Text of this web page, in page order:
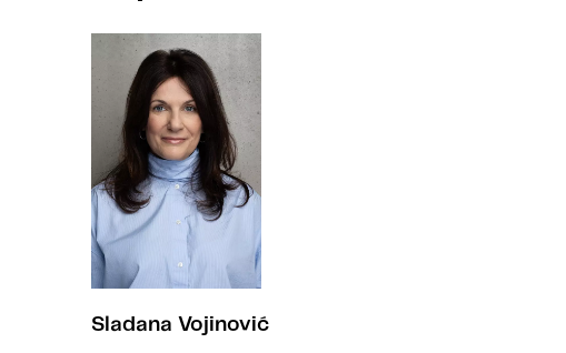
Sladana Vojinović